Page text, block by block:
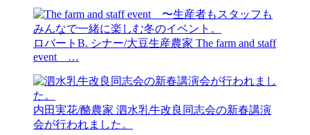
ロバートB. シナー/大豆生産農家 The farm and staff
event …
内田実花/酪農家 泗水乳牛改良同志会の新春講演
会が行われました。